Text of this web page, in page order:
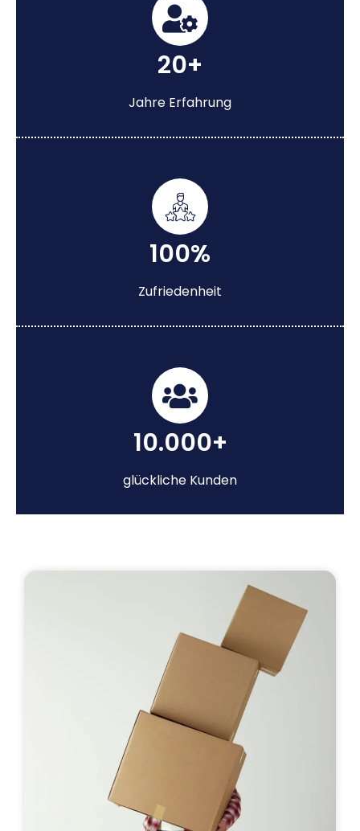
20+
Jahre Erfahrung
100%
Zufriedenheit
10.000+
glückliche Kunden